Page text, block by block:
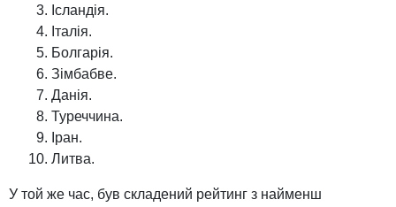
Ісландія.
Італія.
Болгарія.
Зімбабве.
Данія.
Туреччина.
Іран.
Литва.
У той же час, був складений рейтинг з найменш